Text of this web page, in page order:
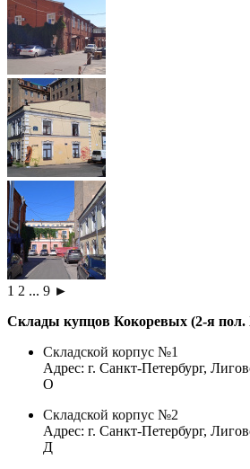
1 2 ... 9 ►
Склады купцов Кокоревых (2-я
Складской корпус №1
Адрес: г. Санкт-Петербург,
О
Складской корпус №2
Адрес: г. Санкт-Петербург,
Д